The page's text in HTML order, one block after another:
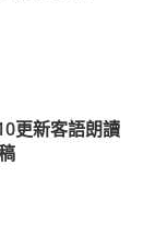
更新客語朗讀